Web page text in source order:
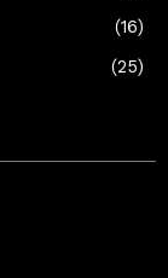
(16)
(25)